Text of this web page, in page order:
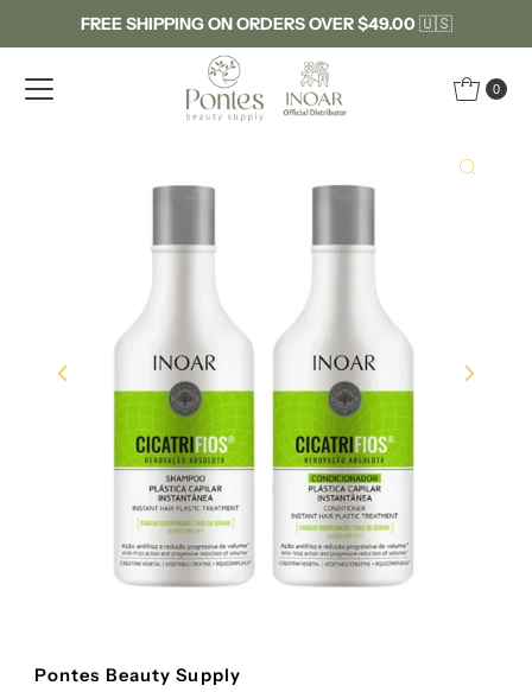
Skip to content
FREE SHIPPING ON ORDERS OVER $49.00 🇺🇸
0
Pontes Beauty Supply